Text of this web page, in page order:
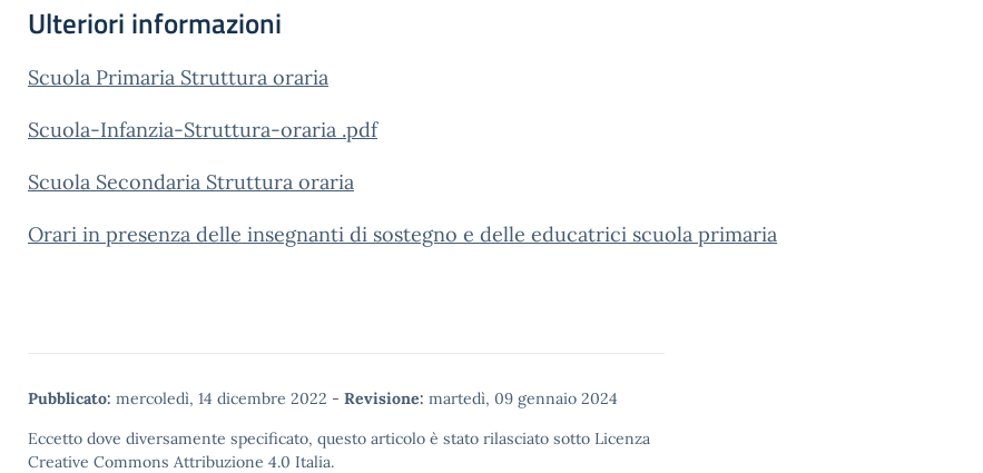
Ulteriori informazioni
Scuola Primaria Struttura oraria
Scuola-Infanzia-Struttura-oraria .pdf
Scuola Secondaria Struttura oraria
Orari in presenza delle insegnanti di sostegno e delle educatrici scuola primaria
Pubblicato: mercoledì, 14 dicembre 2022 - Revisione: martedì, 09 gennaio 2024
Eccetto dove diversamente specificato, questo articolo è stato rilasciato sotto Licenza
Creative Commons Attribuzione 4.0 Italia.